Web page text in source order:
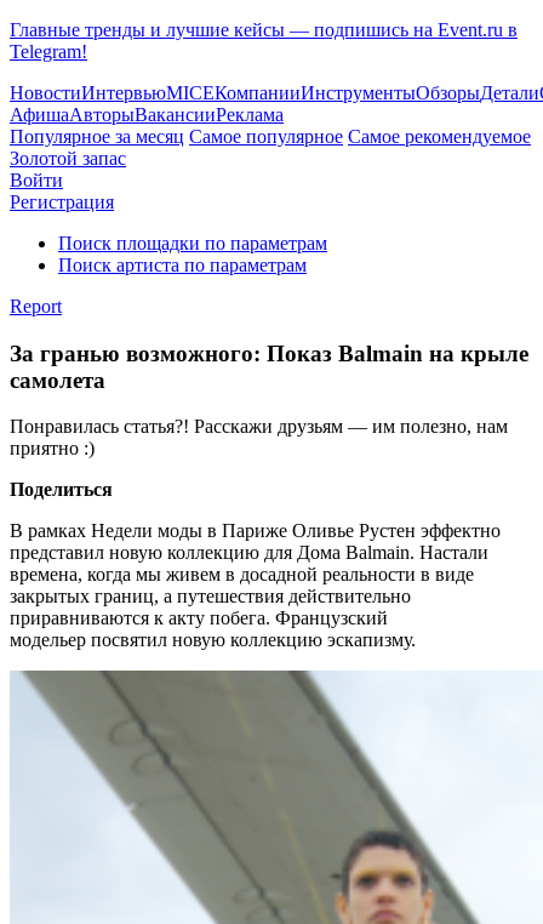
Главные тренды и лучшие кейсы — подпишись на Event.ru в
Telegram!
НовостиИнтервьюMICEКомпанииИнструментыОбзорыДетали
АфишаАвторыВакансииРеклама
Популярное за месяц Самое популярное Самое рекомендуемое
Золотой запас
Войти
Регистрация
Поиск площадки по параметрам
Поиск артиста по параметрам
Report
За гранью возможного: Показ Balmain на крыле
самолета
Понравилась статья?! Расскажи друзьям — им полезно, нам
приятно :)
Поделиться
В рамках Недели моды в Париже Оливье Рустен эффектно
представил новую коллекцию для Дома Balmain. Настали
времена, когда мы живем в досадной реальности в виде
закрытых границ, а путешествия действительно
приравниваются к акту побега. Французский
модельер посвятил новую коллекцию эскапизму.